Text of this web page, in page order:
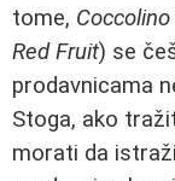
tome,
Red Fruit) se
prodavnicama
Stoga, ako
morati da